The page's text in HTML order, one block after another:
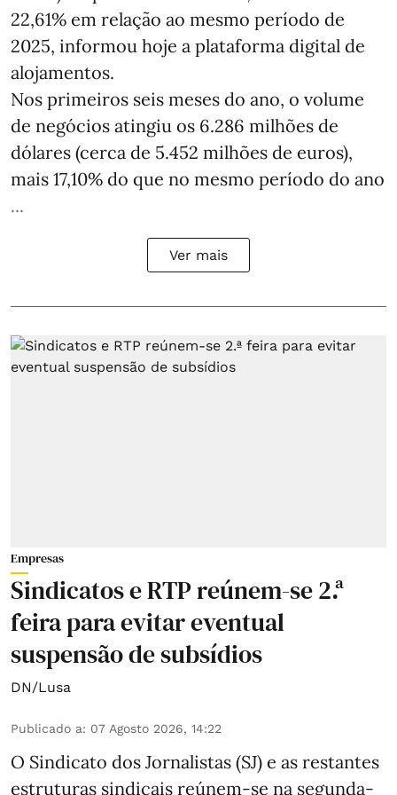
22,61% em relação ao mesmo período de
2025, informou hoje a plataforma digital de
alojamentos.
Nos primeiros seis meses do ano, o volume
de negócios atingiu os 6.286 milhões de
dólares (cerca de 5.452 milhões de euros),
mais 17,10% do que no mesmo período do ano
...
Ver mais
Empresas
Sindicatos e RTP reúnem-se 2.ª
feira para evitar eventual
suspensão de subsídios
DN/Lusa
Publicado a: 07 Agosto 2026, 14:22
O Sindicato dos Jornalistas (SJ) e as restantes
estruturas sindicais reúnem-se na segunda-